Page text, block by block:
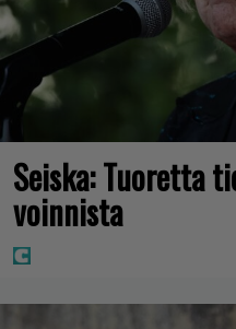
Seiska: Tuoretta
voinnista